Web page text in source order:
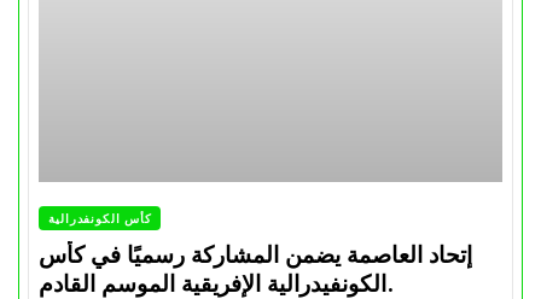
كأس الكونفدرالية
إتحاد العاصمة يضمن المشاركة رسميًا في كأس
الكونفيدرالية الإفريقية الموسم القادم.